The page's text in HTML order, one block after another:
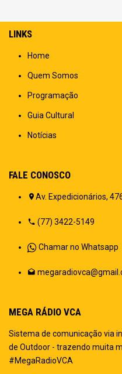
LINKS
Home
Quem Somos
Programação
Guia Cultural
Notícias
FALE CONOSCO
Av. Expedicionários,
(77) 3422-5149
Chamar no Whatsapp
MEGA RÁDIO VCA
Sistema de comunicação via
de Outdoor - trazendo muita
#MegaRadioVCA